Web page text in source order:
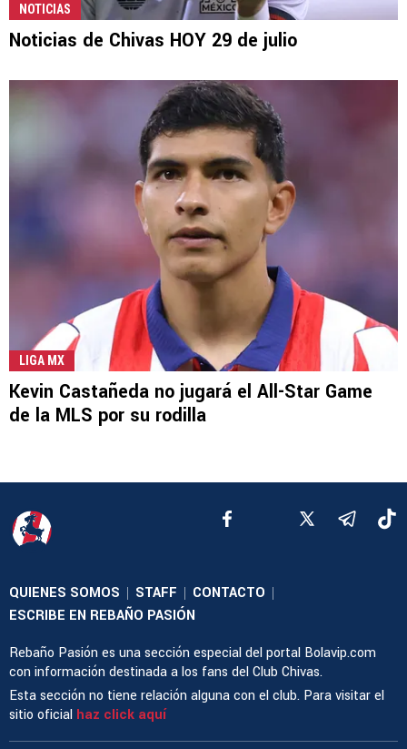
NOTICIAS
Noticias de Chivas HOY 29 de julio
LIGA MX
Kevin Castañeda no jugará el All-Star Game
de la MLS por su rodilla
QUIENES SOMOS | STAFF | CONTACTO |
ESCRIBE EN REBAÑO PASIÓN
Rebaño Pasión es una sección especial del portal Bolavip.com
con información destinada a los fans del Club Chivas.
Esta sección no tiene relación alguna con el club. Para visitar el
sitio oficial haz click aquí